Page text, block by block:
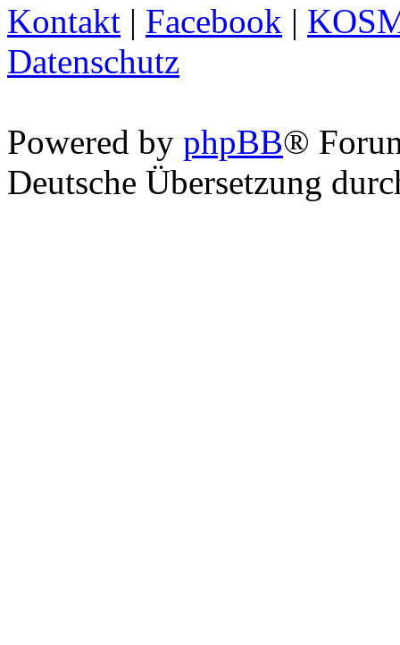
Kontakt | Facebook |
Datenschutz
Powered by phpBB®
Deutsche Übersetzung